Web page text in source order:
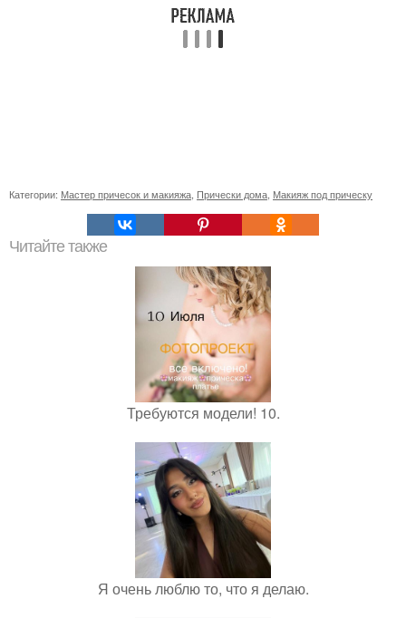
Категории: Мастер причесок и макияжа Прически дома Макияж под прическу
Читайте также
Требуются модели! 10.
Я очень люблю то, что я делаю.